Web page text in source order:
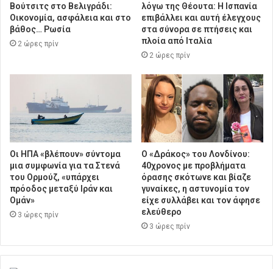
Βούτσιτς στο Βελιγράδι:
Οικονομία, ασφάλεια και στο
βάθος… Ρωσία
2 ώρες πρίν
λόγω της Θέουτα: Η Ισπανία
επιβάλλει και αυτή έλεγχους
στα σύνορα σε πτήσεις και
πλοία από Ιταλία
2 ώρες πρίν
Οι ΗΠΑ «βλέπουν» σύντομα
μια συμφωνία για τα Στενά
του Ορμούζ, «υπάρχει
πρόοδος μεταξύ Ιράν και
Ομάν»
3 ώρες πρίν
Ο «Δράκος» του Λονδίνου:
40χρονος με προβλήματα
όρασης σκότωνε και βίαζε
γυναίκες, η αστυνομία τον
είχε συλλάβει και τον άφησε
ελεύθερο
3 ώρες πρίν